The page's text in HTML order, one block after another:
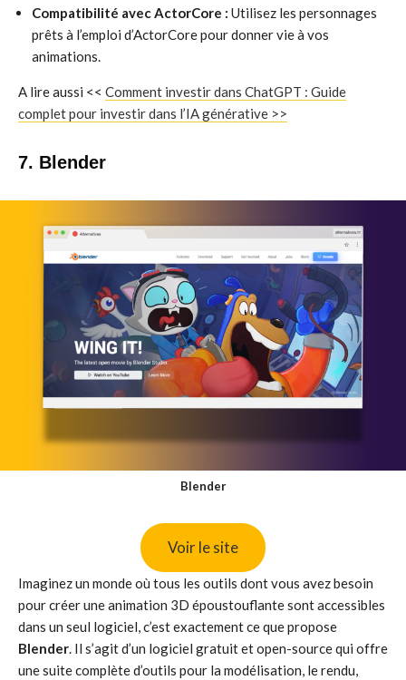
Compatibilité avec ActorCore : Utilisez les personnages
prêts à l’emploi d’ActorCore pour donner vie à vos
animations.
A lire aussi << Comment investir dans ChatGPT : Guide
complet pour investir dans l’IA générative >>
7. Blender
Blender
Voir le site
Imaginez un monde où tous les outils dont vous avez besoin
pour créer une animation 3D époustouflante sont accessibles
dans un seul logiciel, c’est exactement ce que propose
Blender. Il s’agit d’un logiciel gratuit et open-source qui offre
une suite complète d’outils pour la modélisation, le rendu,